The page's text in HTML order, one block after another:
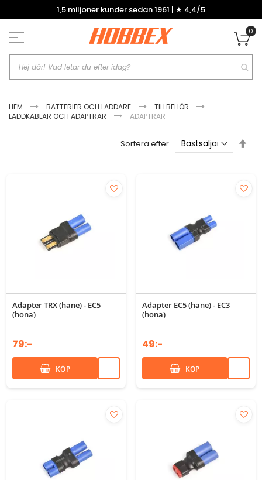
Hoppa
1,5 miljoner kunder sedan 1961 | ★ 4,4/5
0
HEM BATTERIER OCH LADDARE
TILLBEHÖR
LADDKABLAR OCH ADAPTRAR
ADAPTRAR
Sortera efter
Adapter TRX (hane) - EC5
(hona)
79:-
KÖP
Adapter EC5 (hane) - EC3
(hona)
49:-
KÖP